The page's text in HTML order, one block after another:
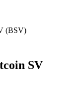
(BSV)
SV